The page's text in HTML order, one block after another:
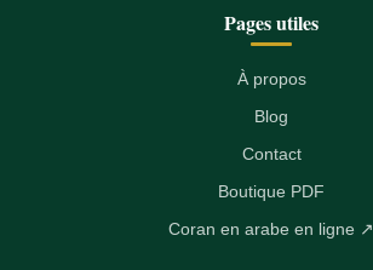
Pages utiles
À propos
Blog
Contact
Boutique PDF
Coran en arabe en ligne ↗